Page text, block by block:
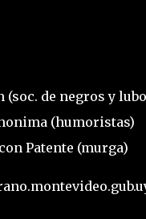
(soc. de negros y
(humoristas)
Patente (murga)